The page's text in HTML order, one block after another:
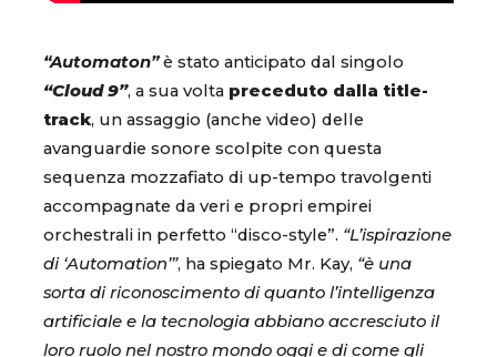
“Automaton”è stato anticipato dal singolo
“Cloud 9”, a sua volta preceduto dalla title-
track, un assaggio (anche video) delle
avanguardie sonore scolpite con questa
sequenza mozzafiato di up-tempo travolgenti
accompagnate da veri e propri empirei
orchestrali in perfetto “disco-style”. “L’ispirazione
di ‘Automation’”, ha spiegato Mr. Kay, “è una
sorta di riconoscimento di quanto l’intelligenza
artificiale e la tecnologia abbiano accresciuto il
loro ruolo nel nostro mondo oggi e di come gli